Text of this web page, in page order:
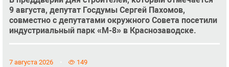
9 августа, депутат Госдумы Сергей Пахомов,
совместно с депутатами окружного Совета посетили
индустриальный парк «М-8» в Краснозаводске.
7 августа 2026 149